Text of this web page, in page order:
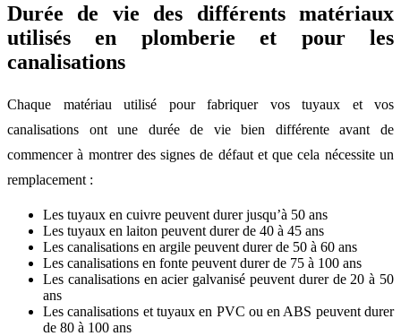
Durée de vie des différents matériaux
utilisés en plomberie et pour les
canalisations
Chaque matériau utilisé pour fabriquer vos tuyaux et vos
canalisations ont une durée de vie bien différente avant de
commencer à montrer des signes de défaut et que cela nécessite un
remplacement :
Les tuyaux en cuivre peuvent durer jusqu’à 50 ans
Les tuyaux en laiton peuvent durer de 40 à 45 ans
Les canalisations en argile peuvent durer de 50 à 60 ans
Les canalisations en fonte peuvent durer de 75 à 100 ans
Les canalisations en acier galvanisé peuvent durer de 20 à 50
ans
Les canalisations et tuyaux en PVC ou en ABS peuvent durer
de 80 à 100 ans